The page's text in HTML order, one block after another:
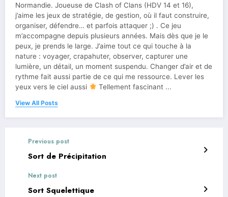
Normandie. Joueuse de Clash of Clans (HDV 14 et 16),
j’aime les jeux de stratégie, de gestion, où il faut construire,
organiser, défendre… et parfois attaquer ;) . Ce jeu
m’accompagne depuis plusieurs années. Mais dès que je le
peux, je prends le large. J’aime tout ce qui touche à la
nature : voyager, crapahuter, observer, capturer une
lumière, un détail, un moment suspendu. Changer d’air et de
rythme fait aussi partie de ce qui me ressource. Lever les
yeux vers le ciel aussi
Tellement fascinant ...
View All Posts
Previous post
Sort de Précipitation
Next post
Sort Squelettique